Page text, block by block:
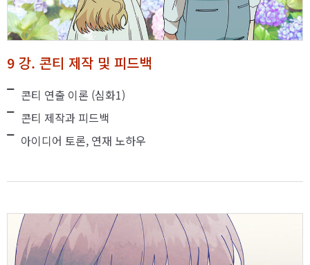
9 강. 콘티 제작 및 피드백
콘티 연출 이론 (심화1)
콘티 제작과 피드백
아이디어 토론, 연재 노하우